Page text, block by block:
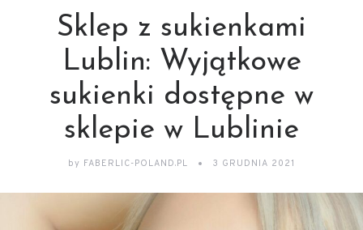
Sklep z sukienkami
Lublin: Wyjątkowe
sukienki dostępne w
sklepie w Lublinie
by FABERLIC-POLAND.PL 3 GRUDNIA 2021